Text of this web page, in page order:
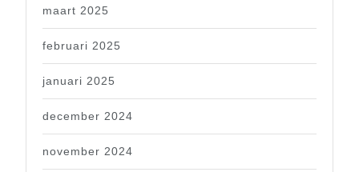
maart 2025
februari 2025
januari 2025
december 2024
november 2024